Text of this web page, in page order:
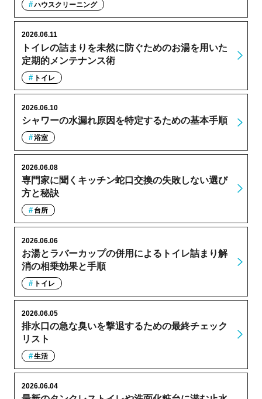
ハウスクリーニング
トイレの詰まりを未然に防ぐためのお湯を用いた
定期的メンテナンス術
2026.06.11
トイレ
シャワーの水漏れ原因を特定するための基本手順
2026.06.10
浴室
専門家に聞くキッチン蛇口交換の失敗しない選び
方と秘訣
2026.06.08
台所
お湯とラバーカップの併用によるトイレ詰まり解
消の相乗効果と手順
2026.06.06
トイレ
排水口の急な臭いを撃退するための最終チェック
リスト
2026.06.05
生活
2026.06.04